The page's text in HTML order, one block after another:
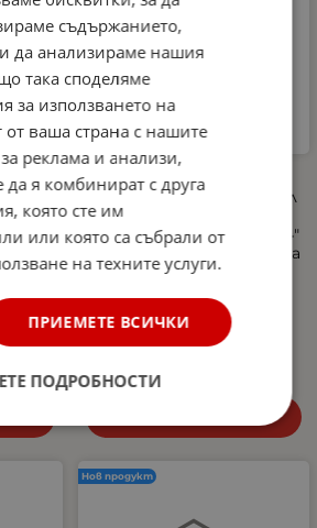
+
Професионална
пянообразуваща дюза 1 л
за водоструйка, Foam
Cannon, Quick Connect 1/4"
- регулиране на струята
и концентрацията на
комплекта
20.13
Нов продукт
съдържанието,
да анализираме нашия
така споделяме
за използването на
от ваша страна с нашите
реклама и анализи,
я комбинират с друга
която сте им
или която са събрали от
на техните услуги.
ПРИЕМЕТЕ ВСИЧКИ
ПОДРОБНОСТИ